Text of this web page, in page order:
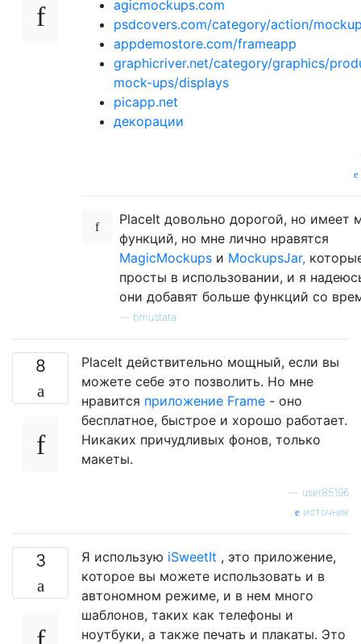
agicmockups.com
psdcovers.com/category/action/
appdemostore.com/frameapp
graphicriver.net/category/graphics/
mock-ups/displays
picapp.net
декорации
PlaceIt довольно дорогой, но имеет
функций, но мне лично нравятся
MagicMockups и MockupsJar,
просты в использовании, и я
они добавят больше функций со
bmustata
8
PlaceIt действительно мощный, если вы
можете себе это позволить. Но мне
нравится приложение Frame - оно
бесплатное, быстрое и хорошо работает.
Никаких причудливых фонов, только
макеты.
user85196
источник
3 Я использую iSweetIt , это приложение,
которое вы можете использовать и в
автономном режиме, и в нем много
шаблонов, таких как телефоны и
ноутбуки, а также печать и плакаты. Это